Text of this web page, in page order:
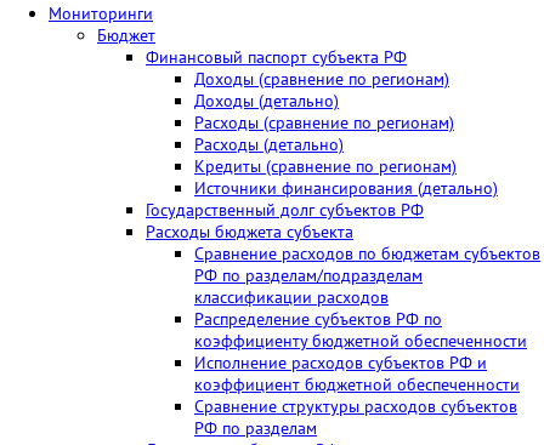
Мониторинги
Бюджет
Финансовый паспорт субъекта РФ
Доходы (сравнение по регионам)
Доходы (детально)
Расходы (сравнение по регионам)
Расходы (детально)
Кредиты (сравнение по регионам)
Источники финансирования (детально)
Государственный долг субъектов РФ
Расходы бюджета субъекта
Сравнение расходов по бюджетам субъектов
РФ по разделам/подразделам
классификации расходов
Распределение субъектов РФ по
коэффициенту бюджетной обеспеченности
Исполнение расходов субъектов РФ и
коэффициент бюджетной обеспеченности
Сравнение структуры расходов субъектов
РФ по разделам